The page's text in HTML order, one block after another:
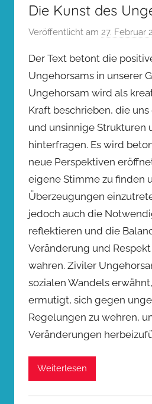
Die Kunst des
Veröffentlicht am 27. Februar
Der Text betont die
Ungehorsams in unserer
Ungehorsam wird als
Kraft beschrieben, die
und unsinnige Strukturen
hinterfragen. Es wird
neue Perspektiven
eigene Stimme zu finden
Überzeugungen
jedoch auch die
reflektieren und die
Veränderung und
wahren. Ziviler
sozialen Wandels
ermutigt, sich gegen
Regelungen zu wehren,
Veränderungen
Weiterlesen